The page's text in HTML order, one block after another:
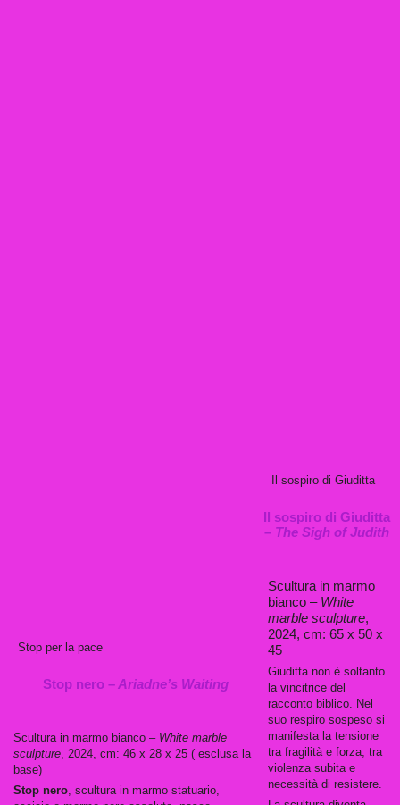
Stop per la pace
Stop nero –Ariadne’s Waiting
Scultura in marmo bianco – White marble
sculpture , 2024, cm: 46 x 28 x 25 ( esclusa la
base)
Stop nero , scultura in marmo statuario,
Il sospiro di Giuditta
Il sospiro di Giuditta
– The Sigh of Judith
Scultura in marmo
bianco – White
marble sculpture,
2024, cm: 65 x 50 x
45
Giuditta non è soltanto
la vincitrice del
racconto biblico. Nel
suo respiro sospeso si
manifesta la tensione
tra fragilità e forza, tra
violenza subita e
necessità di resistere.